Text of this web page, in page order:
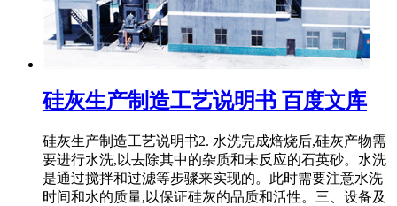
硅灰生产制造工艺说明书 百度文库
硅灰生产制造工艺说明书2. 水洗完成焙烧后,硅灰产物需
要进行水洗,以去除其中的杂质和未反应的石英砂。水洗
是通过搅拌和过滤等步骤来实现的。此时需要注意水洗
时间和水的质量,以保证硅灰的品质和活性。三、设备及